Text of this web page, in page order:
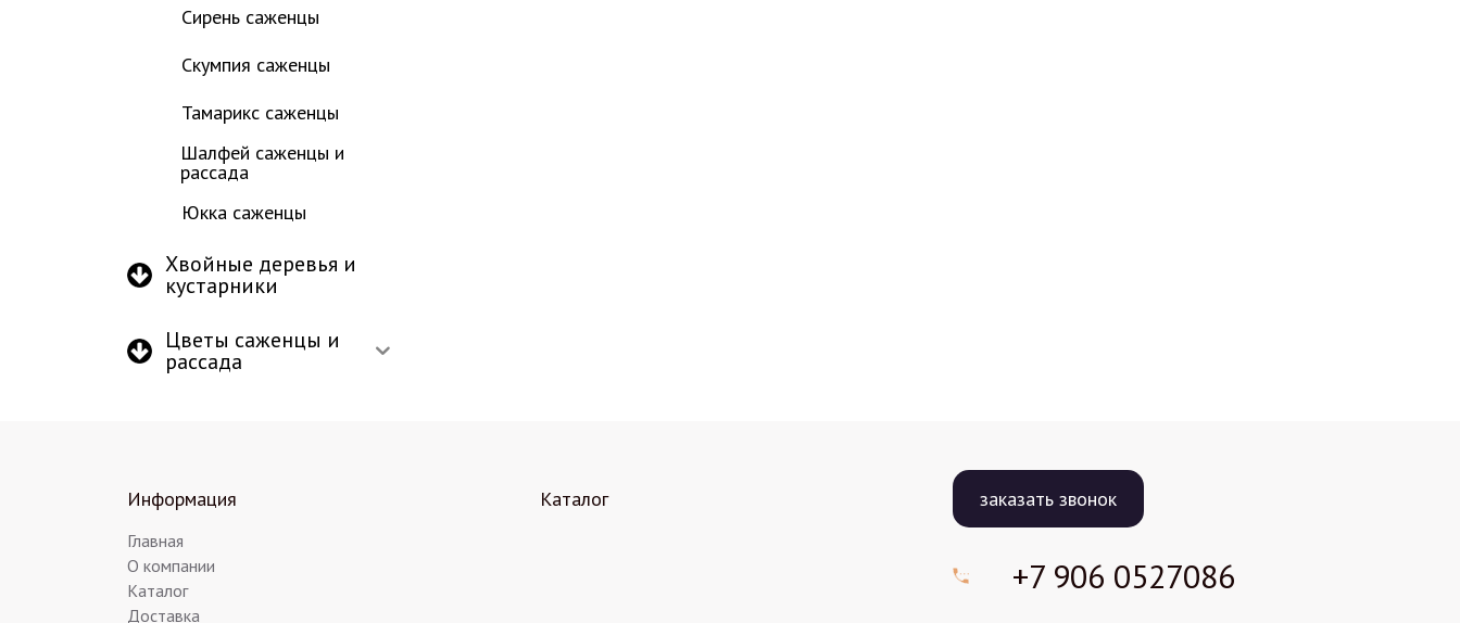
Сирень саженцы
Скумпия саженцы
Тамарикс саженцы
Шалфей саженцы и
рассада
Юкка саженцы
Хвойные деревья и
кустарники
Цветы саженцы и
рассада
Информация
Главная
О компании
Каталог
Доставка
Каталог заказать звонок
+7 906 0527086